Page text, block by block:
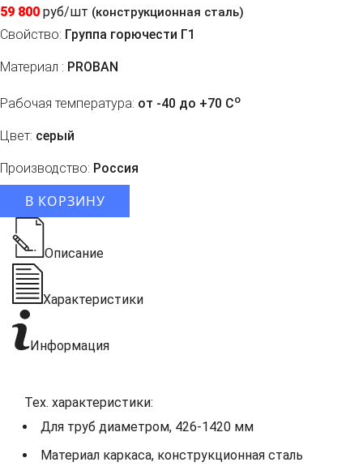
59 800 руб/шт (конструкционная сталь)
Свойство: Группа горючести Г1
Материал : PROBAN
Рабочая температура: от -40 до +70 Co
Цвет: серый
Производство: Россия
В КОРЗИНУ
Описание
Характеристики
Информация
Тех. характеристики:
Для труб диаметром, 426-1420 мм
Материал каркаса, конструкционная сталь